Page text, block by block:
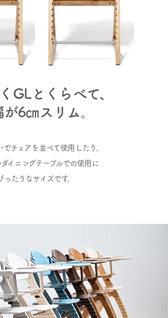
GLとくらべて、
6㎝スリム。
でチェアを並べて使用したり、
イニングテーブルでの使用に
ったりなサイズです。